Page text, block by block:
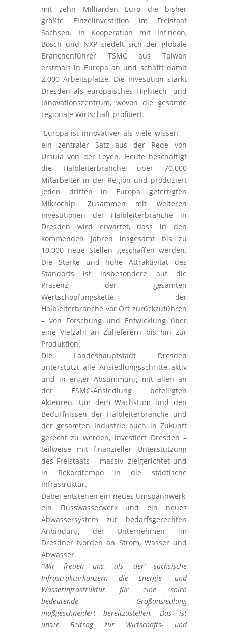
mit zehn Milliarden Euro die bisher
größte Einzelinvestition im Freistaat
Sachsen. In Kooperation mit Infineon,
Bosch und NXP siedelt sich der globale
Branchenführer TSMC aus Taiwan
erstmals in Europa an und schafft damit
2.000 Arbeitsplätze. Die Investition stärkt
Dresden als europäisches Hightech- und
Innovationszentrum, wovon die gesamte
regionale Wirtschaft profitiert.
“Europa ist innovativer als viele wissen” –
ein zentraler Satz aus der Rede von
Ursula von der Leyen. Heute beschäftigt
die Halbleiterbranche über 70.000
Mitarbeiter in der Region und produziert
jeden dritten in Europa gefertigten
Mikrochip. Zusammen mit weiteren
Investitionen der Halbleiterbranche in
Dresden wird erwartet, dass in den
kommenden Jahren insgesamt bis zu
10.000 neue Stellen geschaffen werden.
Die Stärke und hohe Attraktivität des
Standorts ist insbesondere auf die
Präsenz der gesamten
Wertschöpfungskette der
Halbleiterbranche vor Ort zurückzuführen
– von Forschung und Entwicklung über
eine Vielzahl an Zulieferern bis hin zur
Produktion.
Die Landeshauptstadt Dresden
unterstützt alle Ansiedlungsschritte aktiv
und in enger Abstimmung mit allen an
der ESMC-Ansiedlung beteiligten
Akteuren. Um dem Wachstum und den
Bedürfnissen der Halbleiterbranche und
der gesamten Industrie auch in Zukunft
gerecht zu werden, investiert Dresden –
teilweise mit finanzieller Unterstützung
des Freistaats – massiv, zielgerichtet und
in Rekordtempo in die städtische
Infrastruktur.
Dabei entstehen ein neues Umspannwerk,
ein Flusswasserwerk und ein neues
Abwassersystem zur bedarfsgerechten
Anbindung der Unternehmen im
Dresdner Norden an Strom, Wasser und
Abwasser.
“Wir freuen uns, als ‚der‘ sächsische
Infrastrukturkonzern die Energie- und
Wasserinfrastruktur für eine solch
bedeutende Großansiedlung
maßgeschneidert bereitzustellen. Das ist
unser Beitrag zur Wirtschafts- und